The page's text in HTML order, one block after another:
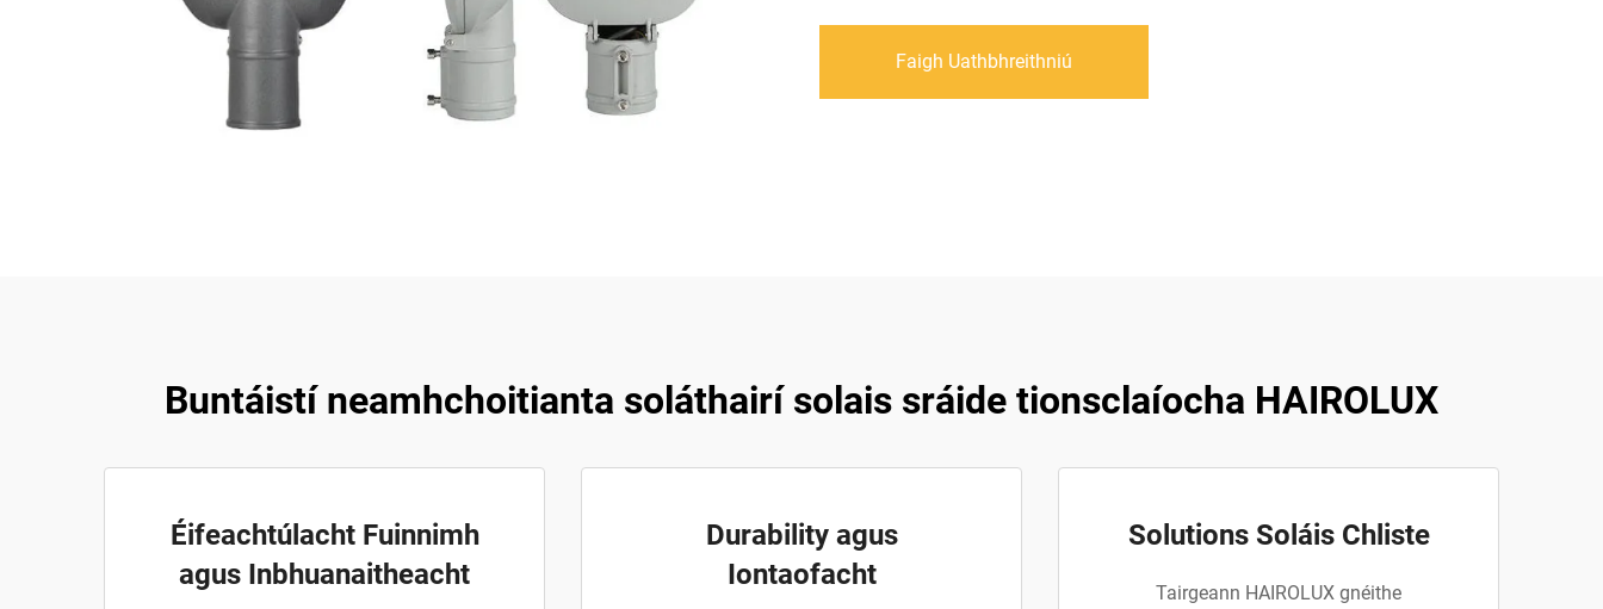
Faigh Uathbhreithniú
Buntáistí neamhchoitianta soláthairí solais sráide tionsclaíocha HAIROLUX
Éifeachtúlacht Fuinnimh
agus Inbhuanaitheacht
Durability agus
Iontaofacht
Solutions Soláis Chliste
Tairgeann HAIROLUX gnéithe